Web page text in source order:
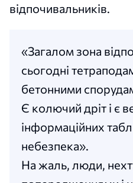
відпочивальників.
«Загалом зона
сьогодні
бетонними
Є колючий дріт і є
інформаційних
небезпека».
На жаль, люди,